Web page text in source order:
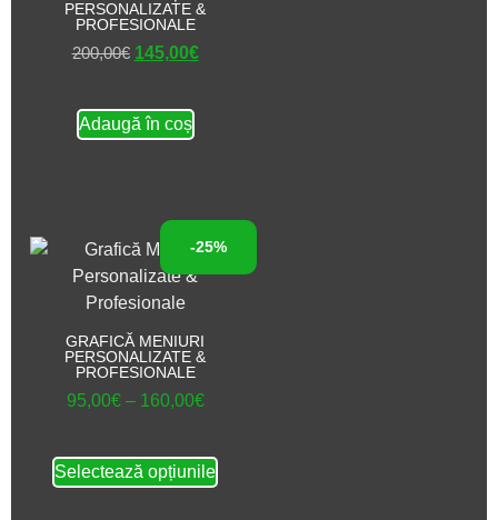
PERSONALIZATE &
PROFESIONALE
200,00€ 145,00€
Adaugă în coș
-25%
GRAFICĂ MENIURI
PERSONALIZATE &
PROFESIONALE
95,00€ – 160,00€
Selectează opțiunile